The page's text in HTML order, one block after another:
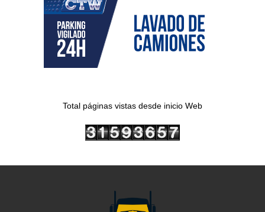
Total páginas vistas desde inicio Web